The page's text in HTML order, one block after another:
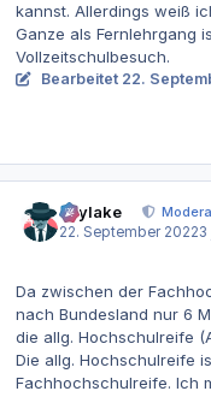
kannst. Allerdings weiß
Ganze als Fernlehrgang
Vollzeitschulbesuch.
Bearbeitet 22.
skylake
22. September 20223
Da zwischen der
nach Bundesland nur 6
die allg. Hochschulreife
Die allg. Hochschulreife
Fachhochschulreife. Ich